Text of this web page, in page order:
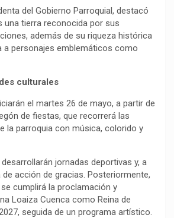
del Gobierno Parroquial, destacó
una tierra reconocida por sus
además de su riqueza histórica
a personajes emblemáticos como
culturales
el martes 26 de mayo, a partir de
de fiestas, que recorrerá las
la parroquia con música, colorido y
jornadas deportivas y, a
de acción de gracias. Posteriormente,
cumplirá la proclamación y
Loaiza Cuenca como Reina de
seguida de un programa artístico.